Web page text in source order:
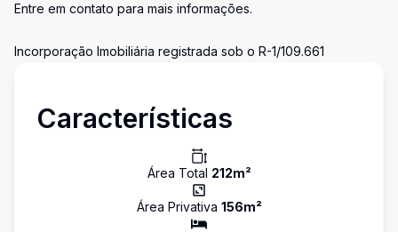
Entre em contato para mais informações.
Incorporação Imobiliária registrada sob o R-1/109.661
Características
Área Total 212m²
Área Privativa 156m²